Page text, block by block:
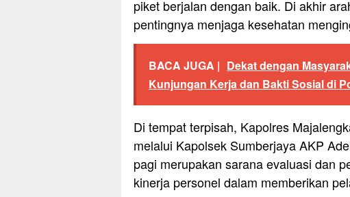
piket berjalan dengan baik. Di akhir
pentingnya menjaga kesehatan
BACA JUGA | Dekat dengan
Kunjungan Kerja dan Bakti Sosial di
Di tempat terpisah, Kapolres
melalui Kapolsek Sumberjaya AKP
pagi merupakan sarana evaluasi dan
kinerja personel dalam memberikan